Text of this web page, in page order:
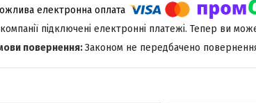
підключені електронні платежі. Тепер ви
Законом не передбачено